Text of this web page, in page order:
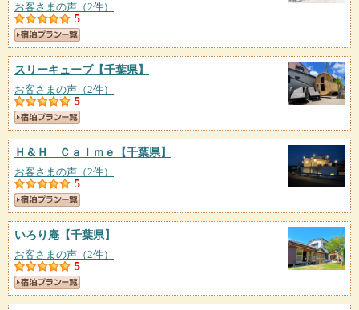
お客さまの声（2件）
5
スリーキューブ【千葉県】
お客さまの声（2件）
5
Ｈ＆Ｈ Ｃａｌｍｅ 【千葉県】
お客さまの声（2件）
5
いろり庵 【千葉県】
お客さまの声（2件）
5